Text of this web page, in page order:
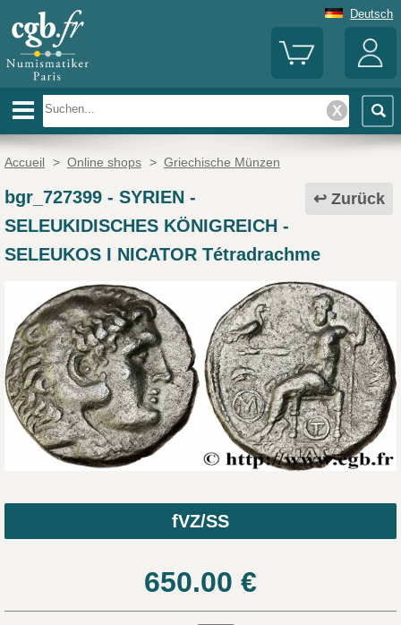
Deutsch
Accueil > Online shops > Griechische Münzen
Zurück
bgr_727399- SYRIEN -
SELEUKIDISCHES KÖNIGREICH -
SELEUKOS I NICATOR Tétradrachme
fVZ/SS
650.00 €